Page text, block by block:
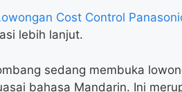
Cost Control
lebih lanjut.
sedang membuka
bahasa Mandarin. Ini